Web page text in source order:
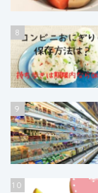
8
9
10